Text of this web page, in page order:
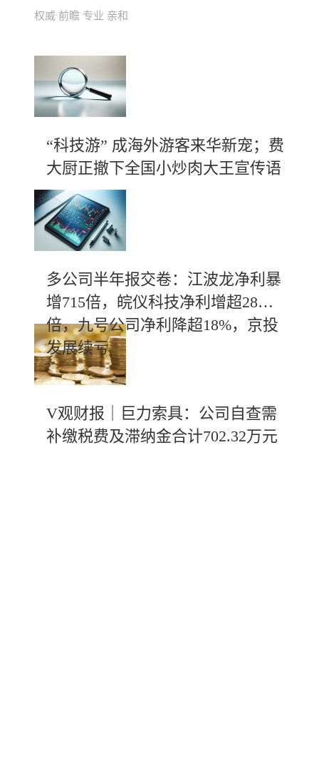
权威 前瞻 专业 亲和
“科技游” 成海外游客来华新宠；费
大厨正撤下全国小炒肉大王宣传语
多公司半年报交卷：江波龙净利暴
增715倍，皖仪科技净利增超28
倍，九号公司净利降超18%，京投
发展续亏
V观财报｜巨力索具：公司自查需
补缴税费及滞纳金合计702.32万元